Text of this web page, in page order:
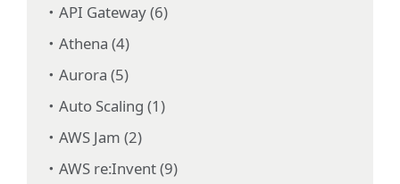
API Gateway (6)
Athena (4)
Aurora (5)
Auto Scaling (1)
AWS Jam (2)
AWS re:Invent (9)